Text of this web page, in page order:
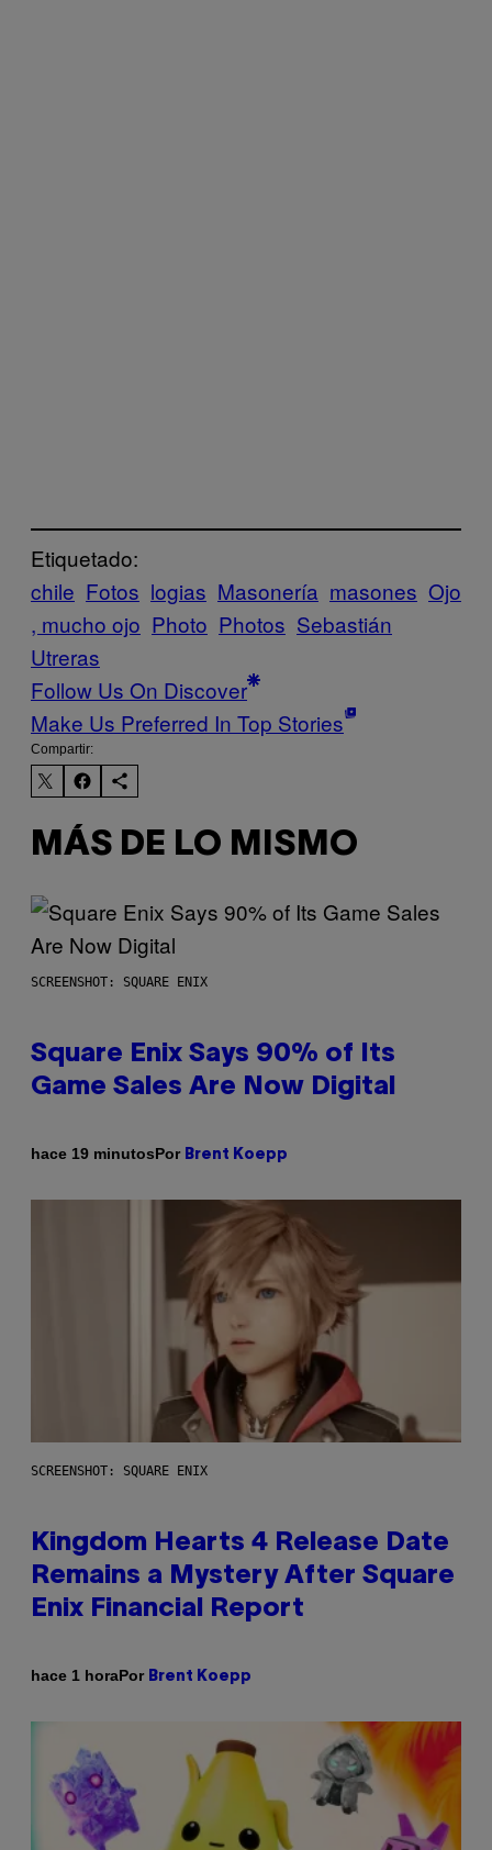
Etiquetado:
chile Fotos logias Masonería masones Ojo
, mucho ojo Photo Photos Sebastián
Utreras
Follow Us On Discover
Make Us Preferred In Top Stories
Compartir:
MÁS DE LO MISMO
SCREENSHOT: SQUARE ENIX
Square Enix Says 90% of Its
Game Sales Are Now Digital
hace 19 minutosPor Brent Koepp
SCREENSHOT: SQUARE ENIX
Kingdom Hearts 4 Release Date
Remains a Mystery After Square
Enix Financial Report
hace 1 horaPor Brent Koepp